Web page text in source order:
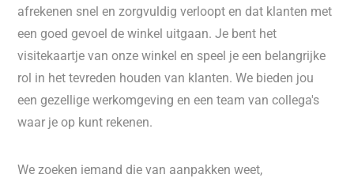
afrekenen snel en zorgvuldig verloopt en dat klanten met
een goed gevoel de winkel uitgaan. Je bent het
visitekaartje van onze winkel en speel je een belangrijke
rol in het tevreden houden van klanten. We bieden jou
een gezellige werkomgeving en een team van collega's
waar je op kunt rekenen.
We zoeken iemand die van aanpakken weet,